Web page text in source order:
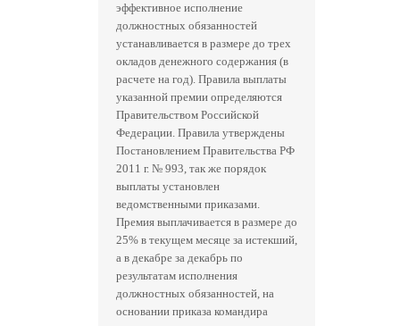
эффективное исполнение
должностных обязанностей
устанавливается в размере до трех
окладов денежного содержания (в
расчете на год). Правила выплаты
указанной премии определяются
Правительством Российской
Федерации. Правила утверждены
Постановлением Правительства РФ
2011 г. № 993, так же порядок
выплаты установлен
ведомственными приказами.
Премия выплачивается в размере до
25% в текущем месяце за истекший,
а в декабре за декабрь по
результатам исполнения
должностных обязанностей, на
основании приказа командира